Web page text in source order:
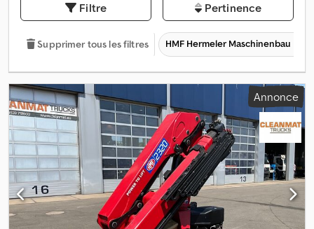
Filtre Pertinence
Supprimer tous les filtres HMF Hermeler Maschinenbau
Annonce